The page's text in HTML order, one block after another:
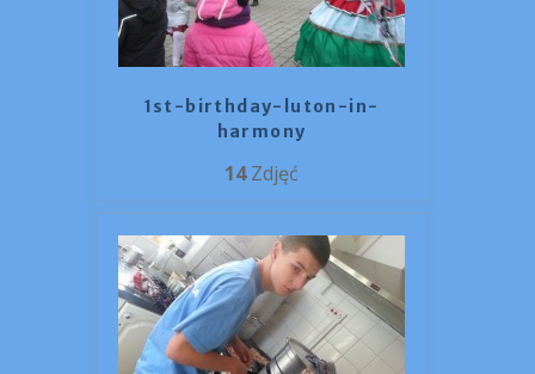
1st-birthday-luton-in-
harmony
14Zdjęć